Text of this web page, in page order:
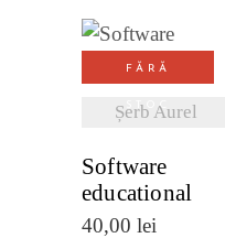
FĂRĂ
STOC
Șerb Aurel
VEZI
Software
educational
40,00 lei